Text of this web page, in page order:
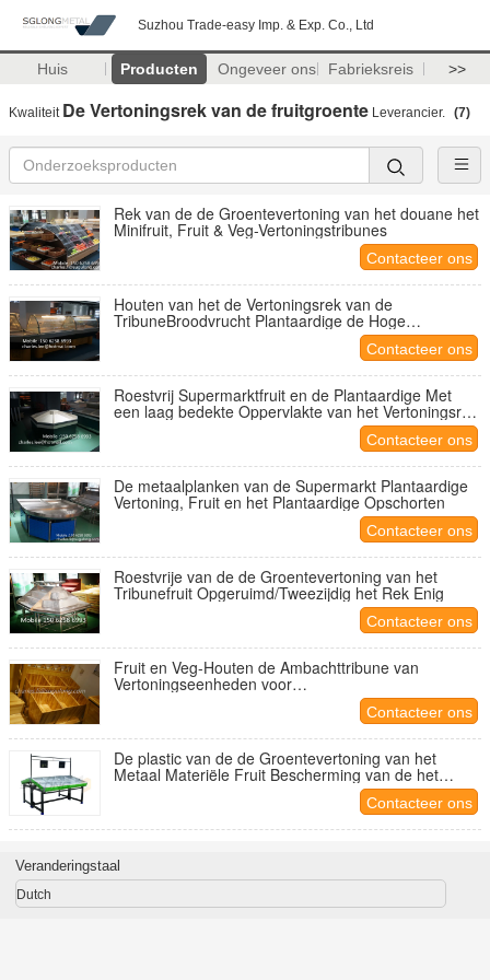
Suzhou Trade-easy Imp. & Exp. Co., Ltd
Huis Producten Ongeveer ons Fabrieksreis >>
Kwaliteit De Vertoningsrek van de fruitgroente Leverancier. (7)
Rek van de de Groentevertoning van het douane het
Minifruit, Fruit & Veg-Vertoningstribunes
Contacteer ons
Houten van het de Vertoningsrek van de
TribuneBroodvrucht Plantaardige de Hoge
Contacteer ons
Roestvrij Supermarktfruit en de Plantaardige Met
een laag bedekte Oppervlakte van het Vertoningsrek
Contacteer ons
De metaalplanken van de Supermarkt Plantaardige
Vertoning, Fruit en het Plantaardige Opschorten
Contacteer ons
Roestvrije van de de Groentevertoning van het
Tribunefruit Opgeruimd/Tweezijdig het Rek Enig
Contacteer ons
Fruit en Veg-Houten de Ambachttribune van
Vertoningseenheden voor
Supermarkt/Kruidenierswinkelopslag
Contacteer ons
De plastic van de de Groentevertoning van het
Metaal Materiële Fruit Bescherming van de het
Contacteer ons
Veranderingstaal
Dutch